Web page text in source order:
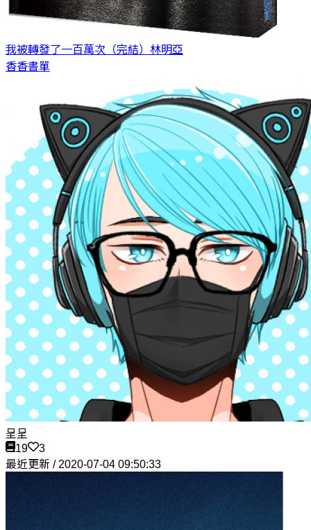
我被轉發了一百萬次（完結） 林明亞
香香書單
呈呈
19
3
最近更新 / 2020-07-04 09:50:33